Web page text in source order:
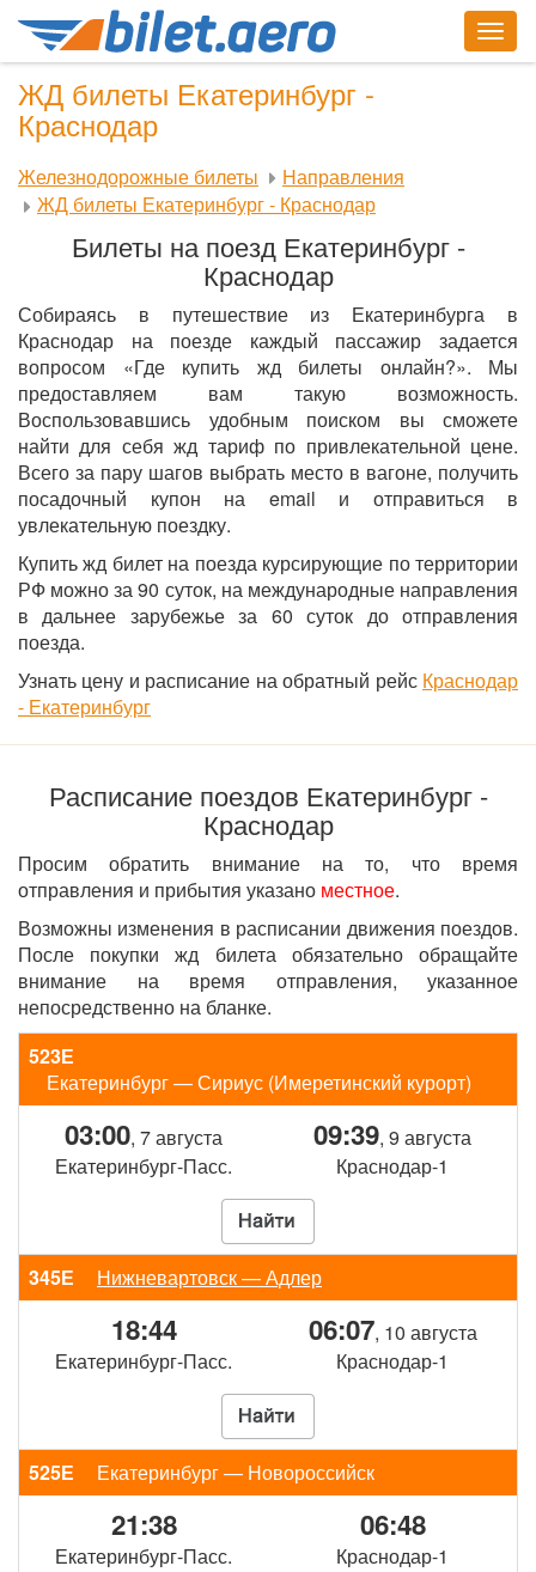
ЖД билеты Екатеринбург -
Краснодар
Железнодорожные билеты
Направления
ЖД билеты Екатеринбург - Краснодар
Билеты на поезд Екатеринбург -
Краснодар
Собираясь в путешествие из Екатеринбурга в
Краснодар на поезде каждый пассажир задается
вопросом «Где купить жд билеты онлайн?». Мы
предоставляем вам такую возможность.
Воспользовавшись удобным поиском вы сможете
найти для себя жд тариф по привлекательной цене.
Всего за пару шагов выбрать место в вагоне, получить
посадочный купон на email и отправиться в
увлекательную поездку.
Купить жд билет на поезда курсирующие по территории
РФ можно за 90 суток, на международные направления
в дальнее зарубежье за 60 суток до отправления
поезда.
Узнать цену и расписание на обратный рейс Краснодар
- Екатеринбург
Расписание поездов Екатеринбург -
Краснодар
Просим обратить внимание на то, что время
отправления и прибытия указано местное.
Возможны изменения в расписании движения поездов.
После покупки жд билета обязательно обращайте
внимание на время отправления, указанное
непосредственно на бланке.
523Е
Екатеринбург — Сириус (Имеретинский курорт)
03:00, 7 августа
Екатеринбург-Пасс.
09:39, 9 августа
Краснодар-1
345Е Нижневартовск — Адлер
18:44
Екатеринбург-Пасс.
06:07, 10 августа
Краснодар-1
525Е Екатеринбург — Новороссийск
21:38
Екатеринбург-Пасс.
06:48
Краснодар-1